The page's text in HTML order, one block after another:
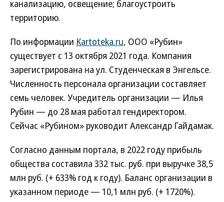
канализацию, освещение; благоустроить
территорию.
По информации Kartoteka.ru, ООО «Рубин»
существует с 13 октября 2021 года. Компания
зарегистрирована на ул. Студенческая в Энгельсе.
Численность персонала организации составляет
семь человек. Учредитель организации — Илья
Рубин — до 28 мая работал гендиректором.
Сейчас «Рубином» руководит Александр Гайдамак.
Согласно данным портала, в 2022 году прибыль
общества составила 332 тыс. руб. при выручке 38,5
млн руб. (+ 633% год к году). Баланс организации в
указанном периоде — 10,1 млн руб. (+ 1720%).